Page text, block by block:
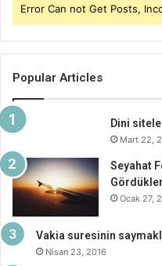
Error Can not Get Posts,
Popular Articles
Dini
Mart 22,
Seyahat
Ocak 27,
Vakia suresinin
Nisan 23, 2016